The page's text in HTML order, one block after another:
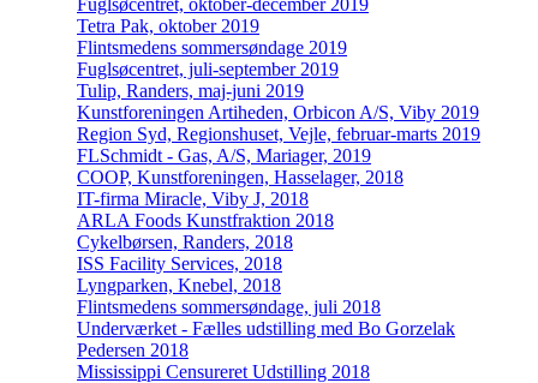
Tetra Pak, oktober 2019
Flintsmedens sommersøndage 2019
Fuglsøcentret, juli-september 2019
Tulip, Randers, maj-juni 2019
Kunstforeningen Artiheden, Orbicon A/S, Viby 2019
Region Syd, Regionshuset, Vejle, februar-marts 2019
FLSchmidt - Gas, A/S, Mariager, 2019
COOP, Kunstforeningen, Hasselager, 2018
IT-firma Miracle, Viby J, 2018
ARLA Foods Kunstfraktion 2018
Cykelbørsen, Randers, 2018
ISS Facility Services, 2018
Lyngparken, Knebel, 2018
Flintsmedens sommersøndage, juli 2018
Underværket - Fælles udstilling med Bo Gorzelak
Pedersen 2018
Mississippi Censureret Udstilling 2018